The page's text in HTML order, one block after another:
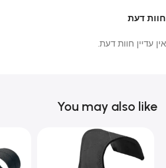
חוות דעת
אין עדיין חוות דעת.
You may also like